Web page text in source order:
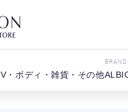
・ボディ・雑貨・その他
BRAND